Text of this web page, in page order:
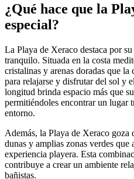
¿Qué hace que la
especial?
La Playa de Xeraco destaca por
tranquilo. Situada en la costa
cristalinas y arenas doradas que
para relajarse y disfrutar del sol y
longitud brinda espacio más que
permitiéndoles encontrar un lugar
entorno.
Además, la Playa de Xeraco
dunas y amplias zonas verdes que
experiencia playera. Esta
contribuye a crear un ambiente
bañistas.